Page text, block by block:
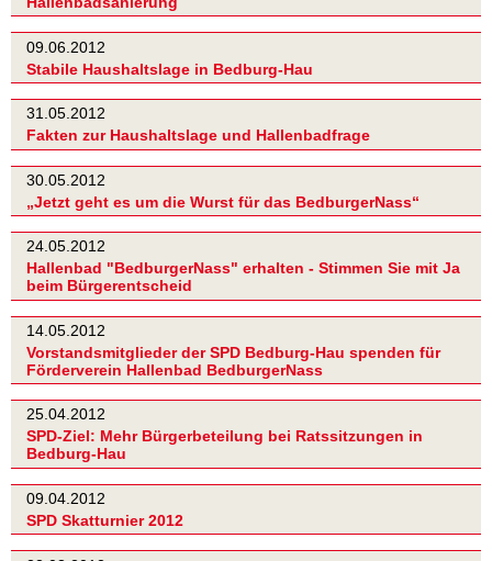
09.06.2012
Stabile Haushaltslage in Bedburg-Hau
31.05.2012
Fakten zur Haushaltslage und Hallenbadfrage
30.05.2012
„Jetzt geht es um die Wurst für das BedburgerNass“
24.05.2012
Hallenbad "BedburgerNass" erhalten - Stimmen Sie mit Ja
beim Bürgerentscheid
14.05.2012
Vorstandsmitglieder der SPD Bedburg-Hau spenden für
Förderverein Hallenbad BedburgerNass
25.04.2012
SPD-Ziel: Mehr Bürgerbeteilung bei Ratssitzungen in
Bedburg-Hau
09.04.2012
SPD Skatturnier 2012